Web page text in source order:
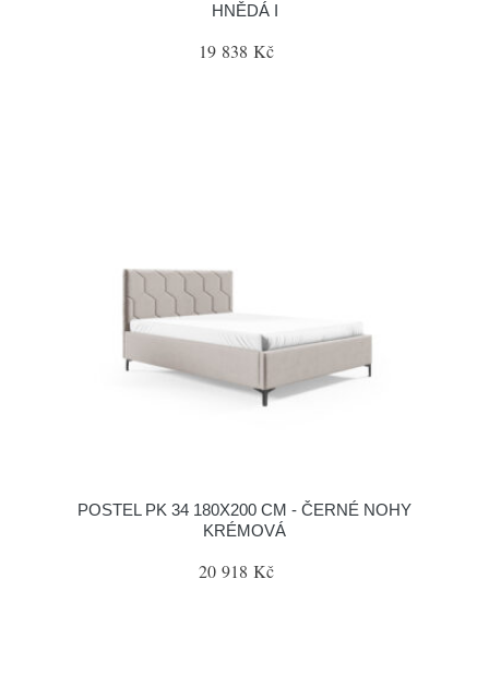
HNĚDÁ I
19 838 Kč
POSTEL PK 34 180X200 CM - ČERNÉ NOHY
KRÉMOVÁ
20 918 Kč